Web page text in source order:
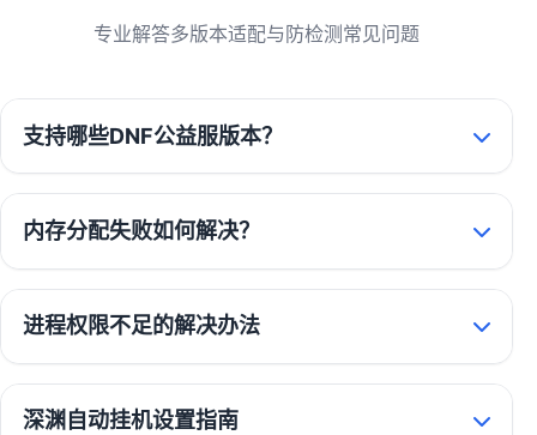
专业解答多版本适配与防检测常见问题
支持哪些DNF公益服版本？
内存分配失败如何解决？
进程权限不足的解决办法
深渊自动挂机设置指南